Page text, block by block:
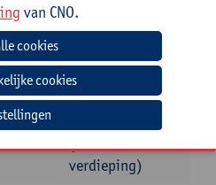
Antwerpen,
Boogkeers 5 (aan
Mechelseplein),
2000 Antwerpen,
verdieping)
van CNO.